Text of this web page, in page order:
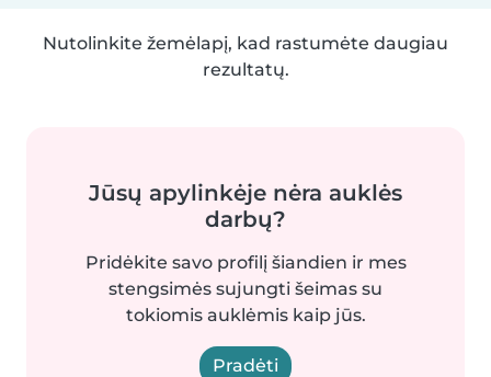
Nutolinkite žemėlapį, kad rastumėte daugiau
rezultatų.
Jūsų apylinkėje nėra auklės
darbų?
Pridėkite savo profilį šiandien ir mes
stengsimės sujungti šeimas su
tokiomis auklėmis kaip jūs.
Pradėti